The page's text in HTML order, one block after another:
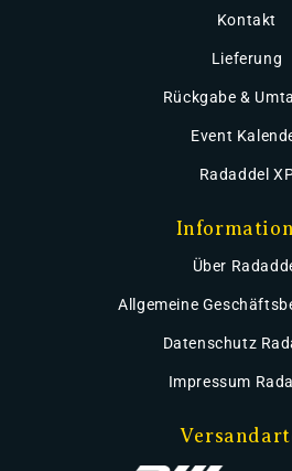
Kontakt
Lieferung
Rückgabe &
Event
Radaddel
Über
Allgemeine
Datenschutz
Impressum